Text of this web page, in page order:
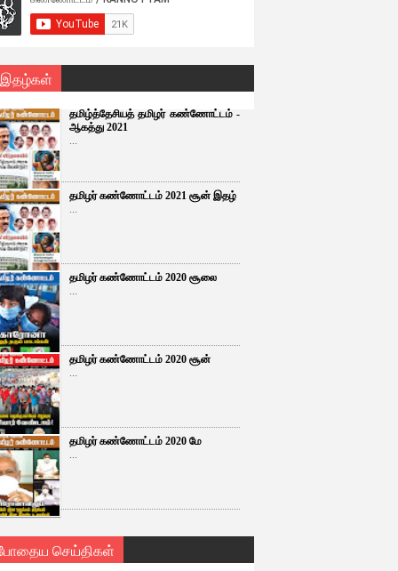
இதழ்கள்
தமிழ்த்தேசியத் தமிழர் கண்ணோட்டம் -
ஆகத்து 2021
...
தமிழர் கண்ணோட்டம் 2021 சூன் இதழ்
...
தமிழர் கண்ணோட்டம் 2020 சூலை
...
தமிழர் கண்ணோட்டம் 2020 சூன்
...
தமிழர் கண்ணோட்டம் 2020 மே
...
செய்திகள்